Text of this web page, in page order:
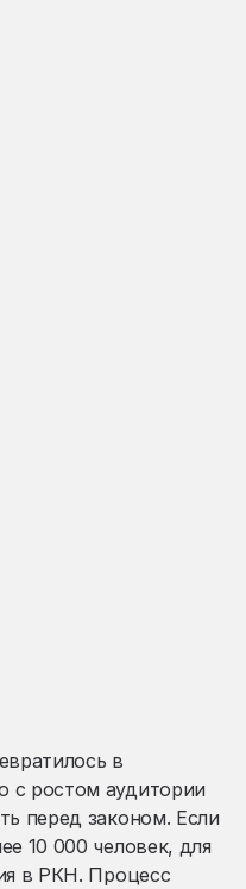
в
с ростом аудитории
перед законом. Если
10 000 человек, для
в РКН. Процесс